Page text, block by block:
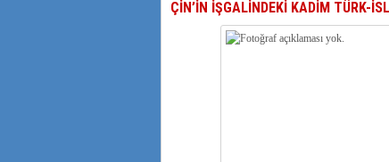
ÇİN’İN İŞGALİNDEKİ KADİM TÜRK-